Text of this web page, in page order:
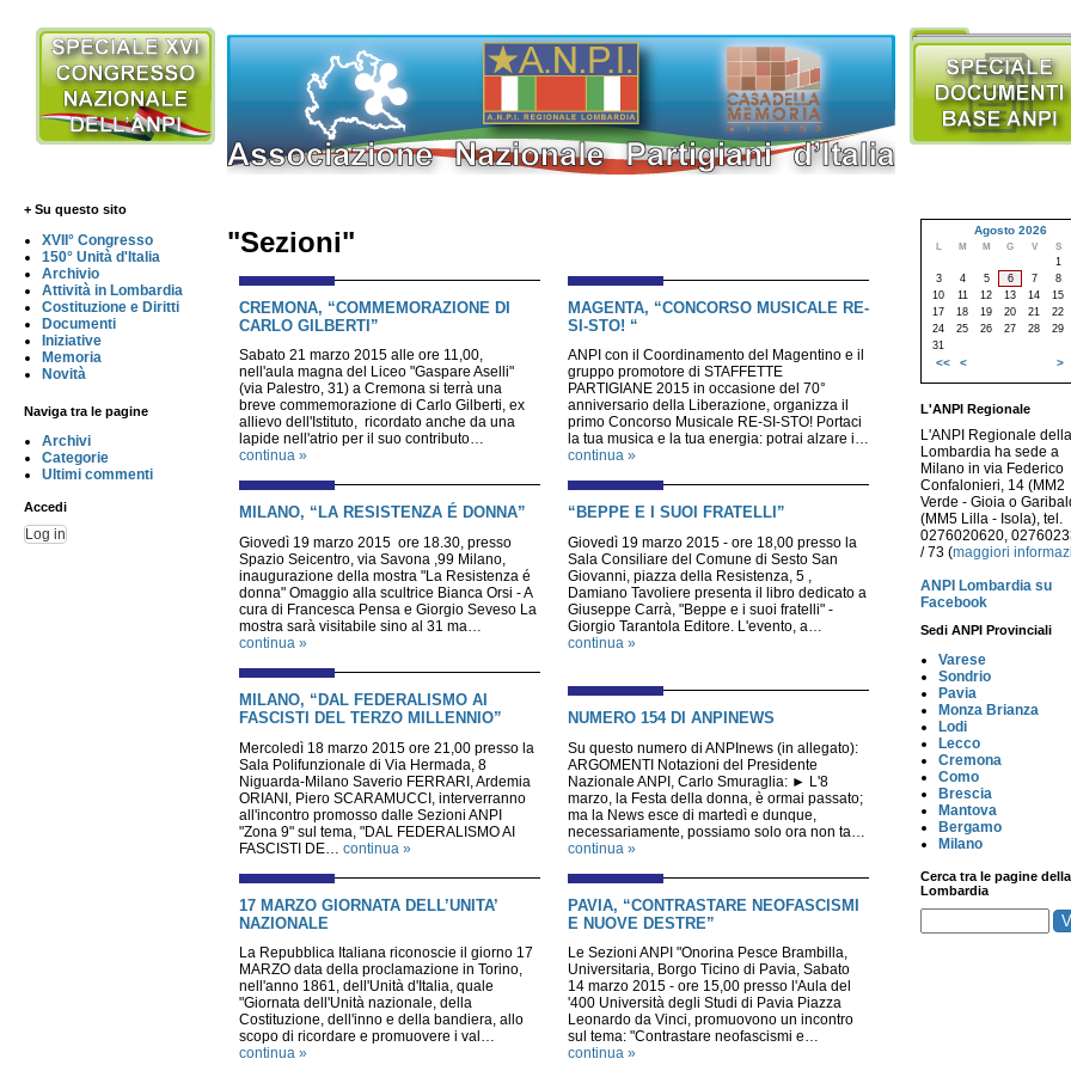
+ Su questo sito
XVII° Congresso
150° Unità d'Italia
Archivio
Attività in Lombardia
Costituzione e Diritti
Documenti
Iniziative
Memoria
Novità
Naviga tra le pagine
Archivi
Categorie
Ultimi commenti
Accedi
Log in
"Sezioni"
CREMONA, “COMMEMORAZIONE DI
CARLO GILBERTI”
Sabato 21 marzo 2015 alle ore 11,00,
nell'aula magna del Liceo "Gaspare Aselli"
(via Palestro, 31) a Cremona si terrà una
breve commemorazione di Carlo Gilberti, ex
allievo dell'Istituto, ricordato anche da una
lapide nell'atrio per il suo contributo…
continua »
MAGENTA, “CONCORSO MUSICALE RE-
SI-STO! “
ANPI con il Coordinamento del Magentino e il
gruppo promotore di STAFFETTE
PARTIGIANE 2015 in occasione del 70°
anniversario della Liberazione, organizza il
primo Concorso Musicale RE-SI-STO! Portaci
la tua musica e la tua energia: potrai alzare i…
continua »
MILANO, “LA RESISTENZA É DONNA”
Giovedì 19 marzo 2015 ore 18.30, presso
Spazio Seicentro, via Savona ,99 Milano,
inaugurazione della mostra "La Resistenza é
donna" Omaggio alla scultrice Bianca Orsi - A
cura di Francesca Pensa e Giorgio Seveso La
mostra sarà visitabile sino al 31 ma…
continua »
“BEPPE E I SUOI FRATELLI”
Giovedì 19 marzo 2015 - ore 18,00 presso la
Sala Consiliare del Comune di Sesto San
Giovanni, piazza della Resistenza, 5 ,
Damiano Tavoliere presenta il libro dedicato a
Giuseppe Carrà, "Beppe e i suoi fratelli" -
Giorgio Tarantola Editore. L'evento, a…
continua »
MILANO, “DAL FEDERALISMO AI
FASCISTI DEL TERZO MILLENNIO”
Mercoledì 18 marzo 2015 ore 21,00 presso la
Sala Polifunzionale di Via Hermada, 8
Niguarda-Milano Saverio FERRARI, Ardemia
ORIANI, Piero SCARAMUCCI, interverranno
all'incontro promosso dalle Sezioni ANPI
"Zona 9" sul tema, "DAL FEDERALISMO AI
FASCISTI DE… continua »
NUMERO 154 DI ANPINEWS
Su questo numero di ANPInews (in allegato):
ARGOMENTI Notazioni del Presidente
Nazionale ANPI, Carlo Smuraglia: ► L'8
marzo, la Festa della donna, è ormai passato;
ma la News esce di martedì e dunque,
necessariamente, possiamo solo ora non ta…
continua »
17 MARZO GIORNATA DELL’UNITA’
NAZIONALE
La Repubblica Italiana riconoscie il giorno 17
MARZO data della proclamazione in Torino,
nell'anno 1861, dell'Unità d'Italia, quale
"Giornata dell'Unità nazionale, della
Costituzione, dell'inno e della bandiera, allo
scopo di ricordare e promuovere i val…
continua »
PAVIA, “CONTRASTARE NEOFASCISMI
E NUOVE DESTRE”
Le Sezioni ANPI "Onorina Pesce Brambilla,
Universitaria, Borgo Ticino di Pavia, Sabato
14 marzo 2015 - ore 15,00 presso l'Aula del
'400 Università degli Studi di Pavia Piazza
Leonardo da Vinci, promuovono un incontro
sul tema: "Contrastare neofascismi e…
continua »
Agosto 2026
L M M G V S
1
3
4 5 6 7 8
10
11 12 13 14 15
17
18 19 20 21 22
24
25 26 27 28 29
31
<< < >
L'ANPI Regionale
L'ANPI Regionale della
Lombardia ha sede a
Milano in via Federico
Confalonieri, 14 (MM2
Verde - Gioia o
(MM5 Lilla - Isola), tel.
0276020620,
/ 73 (maggiori
ANPI Lombardia su
Facebook
Sedi ANPI Provinciali
Varese
Sondrio
Pavia
Monza Brianza
Lodi
Lecco
Cremona
Como
Brescia
Mantova
Bergamo
Milano
Cerca tra le pagine della
Lombardia